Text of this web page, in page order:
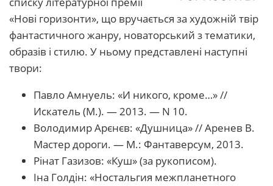
«Нові горизонти», що вручається за художній твір
фантастичного жанру, новаторський з тематики,
образів і стилю. У ньому представлені наступні
твори:
Павло Амнуель: «И никого, кроме…» //
Искатель (М.). — 2013. — N 10.
Володимир Арєнєв: «Душница» // Аренев В.
Мастер дороги. — М.: Фантаверсум, 2013.
Рінат Газизов: «Куш» (за рукописом).
Іна Голдін: «Ностальгия межпланетного